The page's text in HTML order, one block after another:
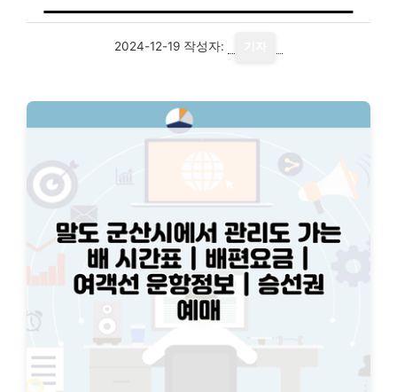
2024-12-19 작성자: